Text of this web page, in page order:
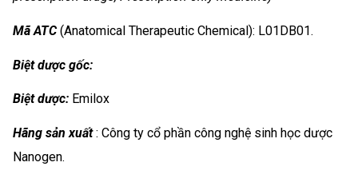
Mã ATC(Anatomical Therapeutic Chemical): L01DB01.
Biệt dược gốc:
Biệt dược: Emilox
Hãng sản xuất: Công ty cổ phần công nghệ sinh học dược
Nanogen.